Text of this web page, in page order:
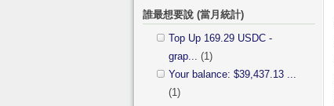
誰最想要說 (當月統計)
Top Up 169.29 USDC -
grap... (1)
Your balance: $39,437.13 ...
(1)